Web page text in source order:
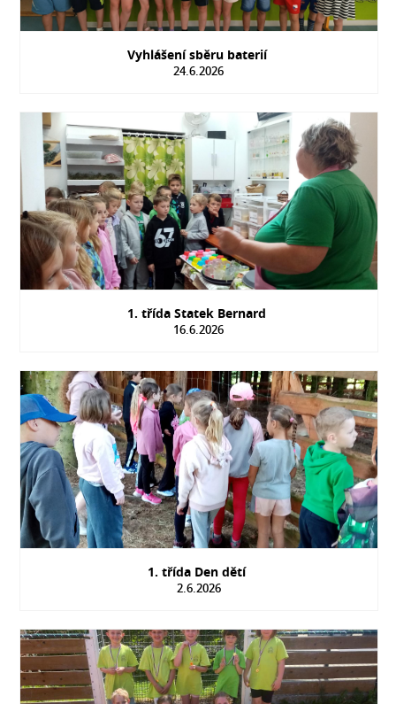
Vyhlášení sběru baterií
24.6.2026
1. třída Statek Bernard
16.6.2026
1. třída Den dětí
2.6.2026